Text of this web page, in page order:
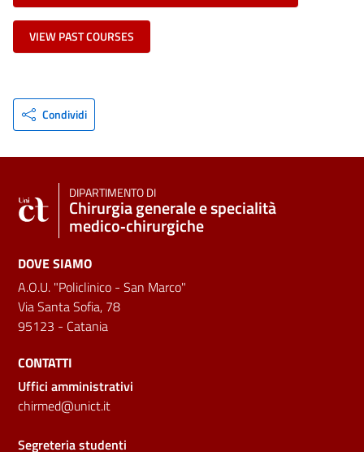
VIEW PAST COURSES
Condividi
DIPARTIMENTO DI
Chirurgia generale e specialità
medico‑chirurgiche
DOVE SIAMO
A.O.U. "Policlinico - San Marco"
Via Santa Sofia, 78
95123 - Catania
CONTATTI
Uffici amministrativi
chirmed@unict.it
Segreteria studenti